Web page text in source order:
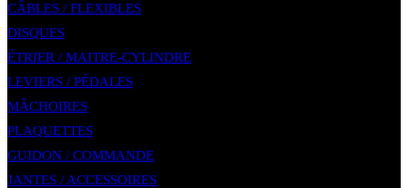
CÂBLES / FLEXIBLES
DISQUES
ÉTRIER / MAITRE-CYLINDRE
LEVIERS / PÉDALES
MÂCHOIRES
PLAQUETTES
GUIDON / COMMANDE
JANTES / ACCESSOIRES